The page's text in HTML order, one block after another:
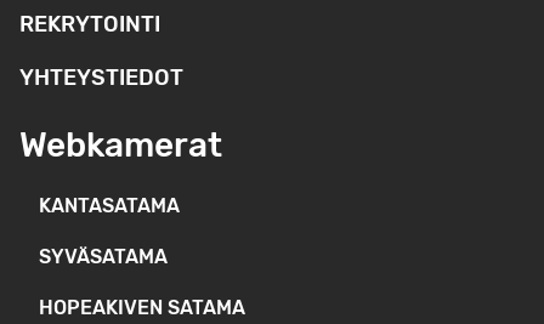
REKRYTOINTI
YHTEYSTIEDOT
Webkamerat
KANTASATAMA
SYVÄSATAMA
HOPEAKIVEN SATAMA